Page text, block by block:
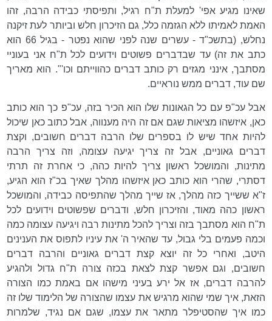
שאינו מגיע אפי' למעלת ת"ח רגיל, ותפיסתי כבידה הרבה, זהו
האמת לאמיתו ללא הגזמה כלל, גם הזיכרון חלש וביותר לעת זיקנה
נחלש, (בתשכ"ד - עשרים שנה לפני שהוא נפטר - בגיל 66 הוא
כתב את זה) עד שבדברים פשוטים וידועים לכל ת"ח אני בעוניי
מסתבך, אינני מגזים רק כותב דברים כהווייתם וכו'". הוא מאריך
שם עוד, דברים ממש נוראיים.
אבל עכ"פ עם כל הגאונות שלו הוא הכיר בזה, עכ"פ כך הוא כותב
כאן, איזשהו מציאות שגם אם זה היה מענווה, אבל כתוב כאן שיכול
להיות אחד שיש לו בספרים שלו הרבה דברים חשובים, וקצת
דברים גאוניים, אבל זה צריך יגיעה עצומה, וזה צריך הרבה
מתינות, והמושכל ראשון צריך להיות כהה, כי אחרת זה תרתי
דסתרי, שהרי הוא כותב כאן איזשהו מהלך שאיך בכ"ז הוא הגיע,
ז"א ששייך כזה מהלך, אז שייך מהלך שהתפיסה כבידה, והמושכל
ראשון כהה מאוד, והזיכרון חלש, ודברים שפשוטים וידועים לכל
ת"ח הוא מסתבך בזה וצריך להכל מתינות רבה ויגיעה עצומה כמה
וכמה פעמים בלי גבול, עד שהאיר ה' את עיניו לתפוס את הענינים
היטב, ואחרי כל זה יוצא קצת דברים גאוניים והרבה דברים
חשובים, וגם אפשר קצת לצאת בכזה צורה ת"ח גדול ולהגיע
להרבה דברים, אז אל ירע בעיני מישהו אם באמת כמו הצורה
הזאת, איך שמי שהוא מרגיש את עצמו שהצורה של הלימוד שלו זה
כמו איך שהסטיפלר מתאר את עצמו, שגם אם נגיד, שלמרות